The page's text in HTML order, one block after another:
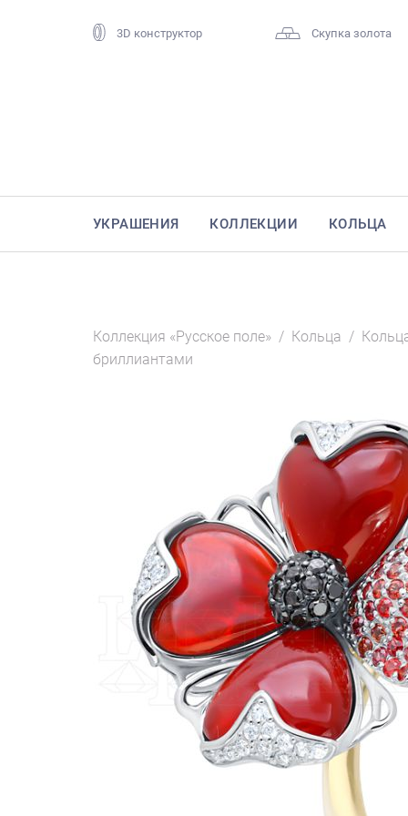
3D конструктор Скупка золота
УКРАШЕНИЯ КОЛЛЕКЦИИ КОЛЬЦА
Коллекция «Русское поле» / Кольца /
бриллиантами